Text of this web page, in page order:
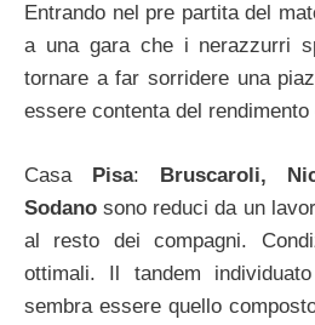
Entrando nel pre partita del
a una gara che i nerazzurri
tornare a far sorridere una
essere contenta del rendimento
Casa Pisa: Bruscaroli,
Sodano sono reduci da un
al resto dei compagni.
ottimali. Il tandem
sembra essere quello